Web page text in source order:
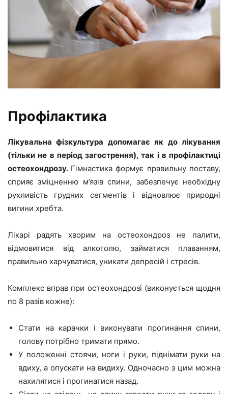
Профілактика
Лікувальна фізкультура допомагає як до лікування
(тільки не в період загострення), так і в профілактиці
остеохондрозу. Гімнастика формує правильну поставу,
сприяє зміцненню м’язів спини, забезпечує необхідну
рухливість грудних сегментів і відновлює природні
вигини хребта.
Лікарі радять хворим на остеохондроз не палити,
відмовитися від алкоголю, займатися плаванням,
правильно харчуватися, уникати депресій і стресів.
Комплекс вправ при остеохондрозі (виконується щодня
по 8 разів кожне):
Стати на карачки і виконувати прогинання спини,
голову потрібно тримати прямо.
У положенні стоячи, ноги і руки, піднімати руки на
вдиху, а опускати на видиху. Одночасно з цим можна
нахилятися і прогинатися назад.